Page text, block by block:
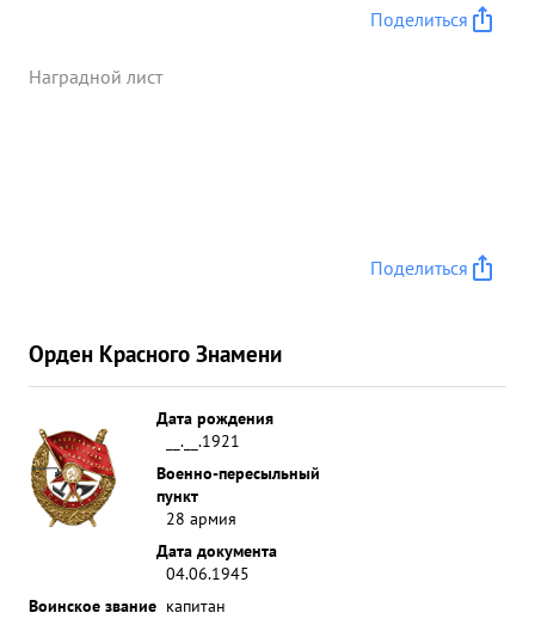
10 домов с засевшими в них немцами уничтожено
противника. ...»
Поделиться
Наградной лист
Поделиться
Орден Красного Знамени
Дата рождения
__.__.1921
Военно-пересыльный
пункт
28 армия
Дата документа
04.06.1945
Воинское звание капитан